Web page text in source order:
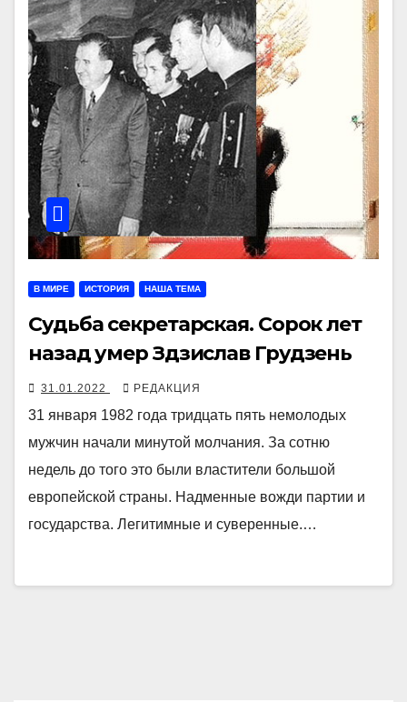
В МИРЕ ИСТОРИЯ НАША ТЕМА
Судьба секретарская. Сорок лет
назад умер Здзислав Грудзень
31.01.2022 РЕДАКЦИЯ
31 января 1982 года тридцать пять немолодых
мужчин начали минутой молчания. За сотню
недель до того это были властители большой
европейской страны. Надменные вожди партии и
государства. Легитимные и суверенные.…